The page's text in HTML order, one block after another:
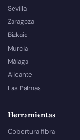
Sevilla
Zaragoza
Bizkaia
Murcia
Málaga
Alicante
Las Palmas
Herramientas
Cobertura fibra